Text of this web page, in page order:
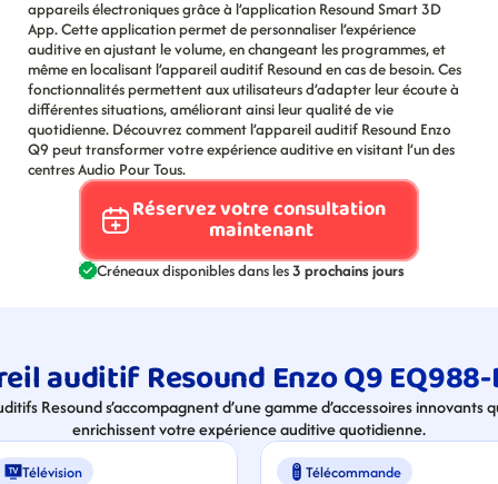
appareils électroniques grâce à l’application Resound Smart 3D
App. Cette application permet de personnaliser l’expérience
auditive en ajustant le volume, en changeant les programmes, et
même en localisant l’appareil auditif Resound en cas de besoin. Ces
fonctionnalités permettent aux utilisateurs d’adapter leur écoute à
différentes situations, améliorant ainsi leur qualité de vie
quotidienne. Découvrez comment l’appareil auditif Resound Enzo
Q9 peut transformer votre expérience auditive en visitant l’un des
centres Audio Pour Tous.
Réservez votre consultation
maintenant
Créneaux disponibles dans les 3 prochains jours
auditif Resound Enzo Q9
Resound s’accompagnent d’une gamme d’accessoires innovants
enrichissent votre expérience auditive quotidienne.
Télévision Télécommande